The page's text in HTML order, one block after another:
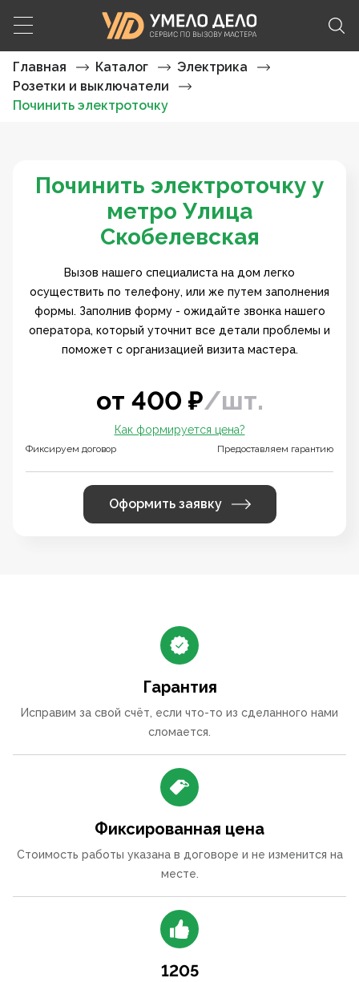
Главная Каталог
Электрика
Розетки и выключатели
Починить электроточку
Починить электроточку у
метро Улица
Скобелевская
Вызов нашего специалиста на дом легко
осуществить по телефону, или же путем заполнения
формы. Заполнив форму - ожидайте звонка нашего
оператора, который уточнит все детали проблемы и
поможет с организацией визита мастера.
от 400 ₽/шт.
Фиксируем договор
Как формируется цена?
Предоставляем гарантию
Оформить заявку
Гарантия
Исправим за свой счёт, если что-то из сделанного нами
сломается.
Фиксированная цена
Стоимость работы указана в договоре и не изменится на
месте.
1205